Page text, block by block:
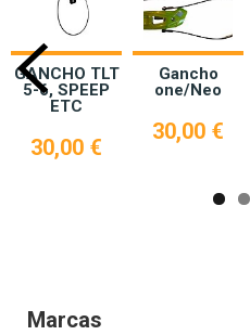
Marcas
GANCHO TLT
5-6, SPEEP
ETC
30,00 €
Gancho
one/Neo
30,00 €